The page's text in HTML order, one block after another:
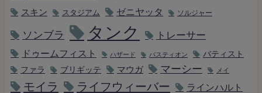
スキン スタジアム ゼニヤッタ ソルジャー
ソンブラ タンク
トレーサー
ドゥームフィスト
ハザード バスティオン
バティスト
ファラ
ブリギッテ マウガ マーシー メイ
モイラ ライフウィーバー ラインハルト